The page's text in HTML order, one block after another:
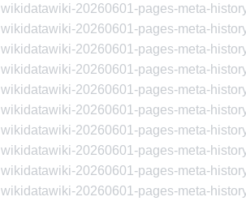
wikidatawiki-20260601-pages-meta-
wikidatawiki-20260601-pages-meta-
wikidatawiki-20260601-pages-meta-
wikidatawiki-20260601-pages-meta-
wikidatawiki-20260601-pages-meta-
wikidatawiki-20260601-pages-meta-
wikidatawiki-20260601-pages-meta-
wikidatawiki-20260601-pages-meta-
wikidatawiki-20260601-pages-meta-
wikidatawiki-20260601-pages-meta-